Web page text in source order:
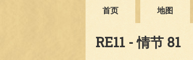
首页 地图
RE11 - 情节 81